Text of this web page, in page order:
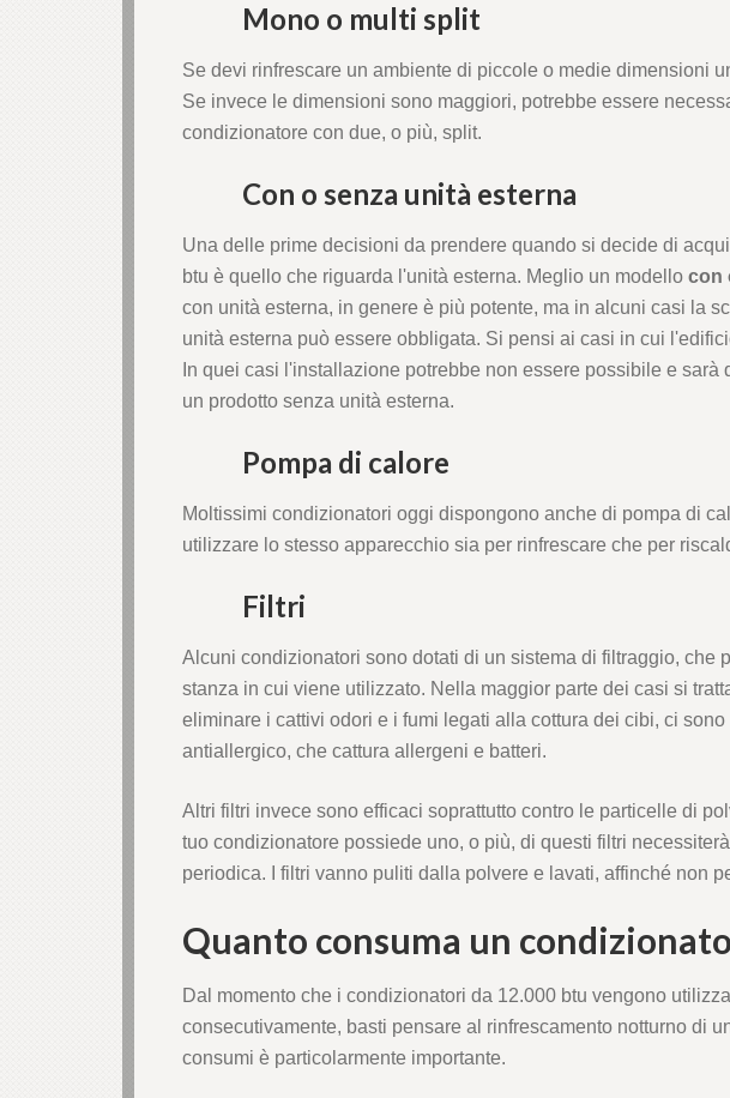
Mono o multi split
Se devi rinfrescare un ambiente di piccole o medie dimensioni
Se invece le dimensioni sono maggiori, potrebbe essere
condizionatore con due, o più, split.
Con o senza unità esterna
Una delle prime decisioni da prendere quando si decide di
btu è quello che riguarda l'unità esterna. Meglio un modello con
con unità esterna, in genere è più potente, ma in alcuni casi la
unità esterna può essere obbligata. Si pensi ai casi in cui
In quei casi l'installazione potrebbe non essere possibile e sarà
un prodotto senza unità esterna.
Pompa di calore
Moltissimi condizionatori oggi dispongono anche di pompa di
utilizzare lo stesso apparecchio sia per rinfrescare che per
Filtri
Alcuni condizionatori sono dotati di un sistema di filtraggio, che
stanza in cui viene utilizzato. Nella maggior parte dei casi si
eliminare i cattivi odori e i fumi legati alla cottura dei cibi, ci
antiallergico, che cattura allergeni e batteri.
Altri filtri invece sono efficaci soprattutto contro le particelle di
tuo condizionatore possiede uno, o più, di questi filtri
periodica. I filtri vanno puliti dalla polvere e lavati, affinché non
Quanto consuma un
Dal momento che i condizionatori da 12.000 btu vengono
consecutivamente, basti pensare al rinfrescamento notturno di
consumi è particolarmente importante.